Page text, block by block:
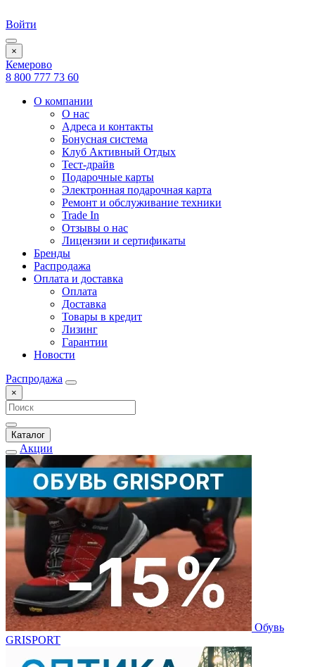
Войти
×
Кемерово
8 800 777 73 60
О компании
О нас
Адреса и контакты
Бонусная система
Клуб Активный Отдых
Тест-драйв
Подарочные карты
Электронная подарочная карта
Ремонт и обслуживание техники
Trade In
Отзывы о нас
Лицензии и сертификаты
Бренды
Распродажа
Оплата и доставка
Оплата
Доставка
Товары в кредит
Лизинг
Гарантии
Новости
Распродажа
×
Каталог
Акции
Обувь
GRISPORT